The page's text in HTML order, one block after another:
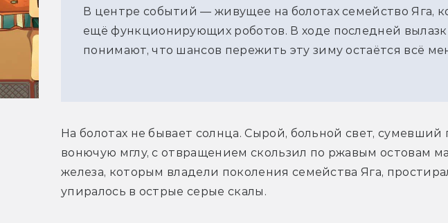
В центре событий — живущее на болотах семейство Яга,
ещё функционирующих роботов. В ходе последней
понимают, что шансов пережить эту зиму остаётся всё
На болотах не бывает солнца. Сырой, больной свет, сумевший
вонючую мглу, с отвращением скользил по ржавым остовам
железа, которым владели поколения семейства Яга,
упиралось в острые серые скалы.